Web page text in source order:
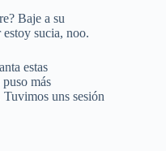
Baje a su
sucia, noo.
estas
más
uns sesión